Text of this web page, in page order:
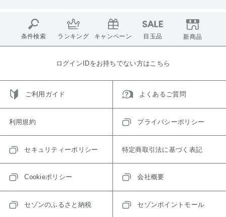
条件検索 ランキング キャンペーン 目玉品 新商品
ログインIDをお持ちでない方はこちら
ご利用ガイド よくあるご質問
利用規約 プライバシーポリシー
セキュリティーポリシー 特定商取引法に基づく表記
Cookieポリシー 会社概要
セゾンのふるさと納税 セゾンポイントモール